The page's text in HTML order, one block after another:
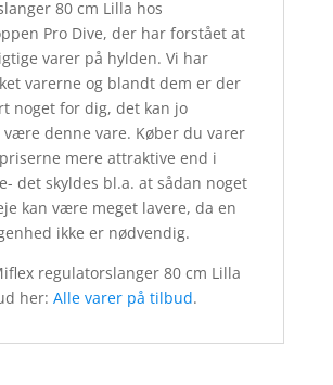
80 cm Lilla hos
Pro Dive, der har forstået at
varer på hylden. Vi har
varerne og blandt dem er der
noget for dig, det kan jo
være denne vare. Køber du varer
mere attraktive end i
det skyldes bl.a. at sådan noget
kan være meget lavere, da en
ikke er nødvendig.
regulatorslanger 80 cm Lilla
her: Alle varer på tilbud.